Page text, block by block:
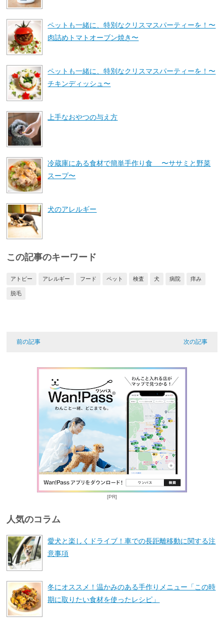
ペットも一緒に、特別なクリスマスパーティーを！〜
肉詰めトマトオーブン焼き〜
ペットも一緒に、特別なクリスマスパーティーを！〜
チキンディッシュ〜
上手なおやつの与え方
冷蔵庫にある食材で簡単手作り食 〜ササミと野菜
スープ〜
犬のアレルギー
この記事のキーワード
アトピー アレルギー フード ペット 検査 犬 病院 痒み
脱毛
前の記事 次の記事
[PR]
人気のコラム
愛犬と楽しくドライブ！車での長距離移動に関する注
意事項
冬にオススメ！温かみのある手作りメニュー「この時
期に取りたい食材を使ったレシピ」